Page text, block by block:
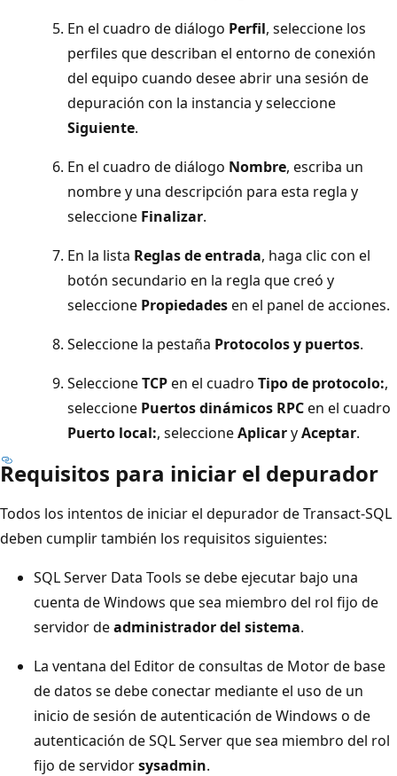
En el cuadro de diálogo Perfil, seleccione los
perfiles que describan el entorno de conexión
del equipo cuando desee abrir una sesión de
depuración con la instancia y seleccione
Siguiente.
En el cuadro de diálogo Nombre, escriba un
nombre y una descripción para esta regla y
seleccione Finalizar.
En la lista Reglas de entrada, haga clic con el
botón secundario en la regla que creó y
seleccione Propiedadesen el panel de acciones.
Seleccione la pestaña Protocolos y puertos.
SeleccioneTCPen el cuadro Tipo de protocolo:,
seleccione Puertos dinámicos RPCen el cuadro
Puerto local:, seleccioneAplicaryAceptar.
Requisitos para iniciar el depurador
Todos los intentos de iniciar el depurador de Transact-SQL
deben cumplir también los requisitos siguientes:
SQL Server Data Tools se debe ejecutar bajo una
cuenta de Windows que sea miembro del rol fijo de
servidor deadministrador del sistema.
La ventana del Editor de consultas de Motor de base
de datos se debe conectar mediante el uso de un
inicio de sesión de autenticación de Windows o de
autenticación de SQL Server que sea miembro del rol
fijo de servidorsysadmin.